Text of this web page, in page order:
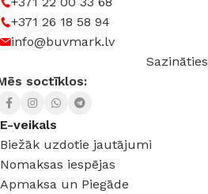
+371 26 18 58 94
info@buvmark.lv
Sazināties
soctīklos:
E-veikals
Biežāk uzdotie jautājumi
Nomaksas iespējas
Apmaksa un Piegāde